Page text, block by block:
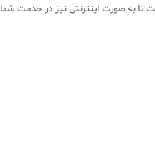
است تا به صورت اینترنتی نیز در خدمت شما